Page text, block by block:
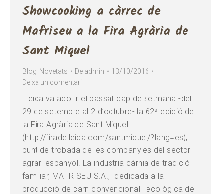
Showcooking a càrrec de
Mafriseu a la Fira Agrària de
Sant Miquel
Blog Novetats De admin
13/10/2016
Deixa un comentari
Lleida va acollir el passat cap de setmana -del
29 de setembre al 2 d’octubre- la 62ª edició de
la Fira Agrària de Sant Miquel
(http://firadelleida.com/santmiquel/?lang=es),
punt de trobada de les companyies del sector
agrari espanyol. La industria càrnia de tradició
familiar, MAFRISEU S.A., -dedicada a la
producció de carn convencional i ecològica de